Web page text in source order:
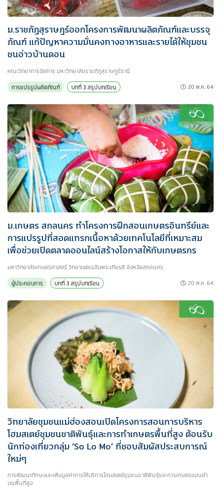
ม.ราชภัฏสุราษฎร์ออกโครงการพัฒนาผลิตภัณฑ์และบรรจุ
ภัณฑ์ แก้ปัญหาความมั่นคงทางอาหารและรายได้ให้ชุมชน
ชนอ่าวบ้านดอน
คณะวิทยาการจัดการ มหาวิทยาลัยราชภัฏสุราษฎร์ธานี
การแปรรูปผลิตภัณฑ์
บทที่ 3 สรุปบทเรียน 20 พ.ค. 64
ม.เกษตร สกลนคร ทำโครงการฝึกสอนเกษตรอินทรีย์และ
การแปรรูปที่สอดแทรกเนื้อหาด้วยเทคโนโลยีที่เหมาะสม
เพื่อช่วยเปิดตลาดออนไลน์สร้างโอกาสให้กับเกษตรกร
มหาวิทยาลัยเกษตรศาสตร์ วิทยาเขตเฉลิมพระเกียรติ จังหวัดสกลนคร
ผู้ประกอบการ
บทที่ 3 สรุปบทเรียน 20 พ.ค. 64
วิทยาลัยชุมชนแม่ฮ่องสอนเปิดโครงการสอนการบริหาร
โฮมสเตย์ชุมชนชาติพันธุ์และการทำเกษตรพื้นที่สูง ต้อนรับ
นักท่องเที่ยวกลุ่ม ‘So Lo Mo’ ที่ชอบสัมผัสประสบการณ์
ใหม่ๆ
การพัฒนาทักษะและเพิ่มมูลค่าการให้บริการโฮมสเตย์ชุมชนชาติพันธุ์และการเกษตรแม่นยำ
บนพื้นที่สูง